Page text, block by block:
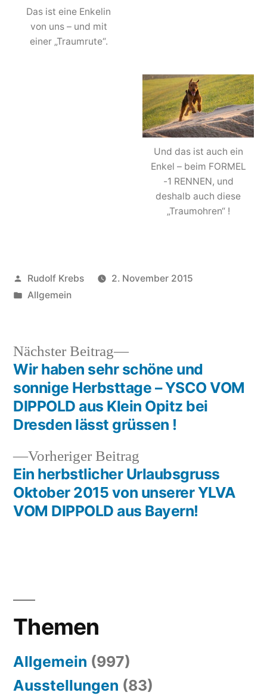
Das ist eine Enkelin
von uns – und mit
einer „Traumrute“.
Und das ist auch ein
Enkel – beim FORMEL
-1 RENNEN, und
deshalb auch diese
„Traumohren“ !
Veröffentlicht
von
Rudolf Krebs
2. November 2015
Veröffentlicht
Allgemein
Beitragsnavigation
Vorheriger Beitrag
Beitrag:
Ein herbstlicher Urlaubsgruss
Oktober 2015 von unserer YLVA
VOM DIPPOLD aus Bayern!
Nächster Beitrag
Nächster
Beitrag:
Wir haben sehr schöne und
sonnige Herbsttage – YSCO VOM
DIPPOLD aus Klein Opitz bei
Dresden lässt grüssen !
Themen
Allgemein (997)
Ausstellungen (83)